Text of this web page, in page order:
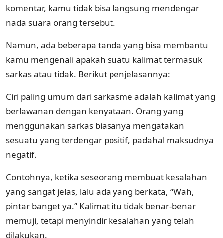
komentar, kamu tidak bisa langsung mendengar
nada suara orang tersebut.
Namun, ada beberapa tanda yang bisa membantu
kamu mengenali apakah suatu kalimat termasuk
sarkas atau tidak. Berikut penjelasannya:
Ciri paling umum dari sarkasme adalah kalimat yang
berlawanan dengan kenyataan. Orang yang
menggunakan sarkas biasanya mengatakan
sesuatu yang terdengar positif, padahal maksudnya
negatif.
Contohnya, ketika seseorang membuat kesalahan
yang sangat jelas, lalu ada yang berkata, “Wah,
pintar banget ya.” Kalimat itu tidak benar-benar
memuji, tetapi menyindir kesalahan yang telah
dilakukan.